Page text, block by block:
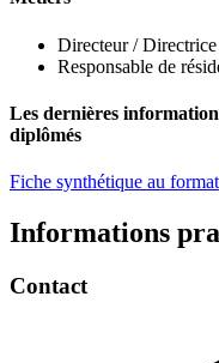
Directeur /
Responsable de
Les dernières
diplômés
Fiche synthétique au
Informations
Contact